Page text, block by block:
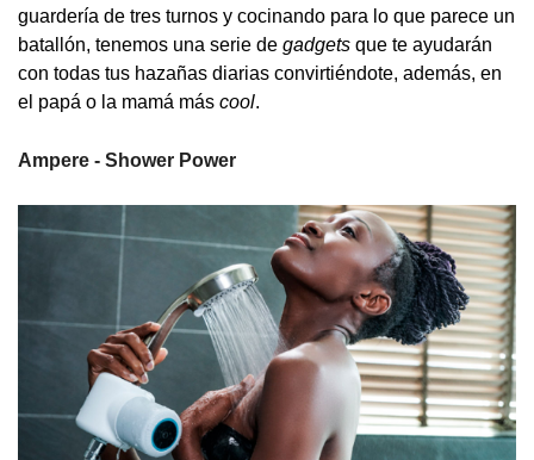
guardería de tres turnos y cocinando para lo que parece un
batallón, tenemos una serie de gadgets que te ayudarán
con todas tus hazañas diarias convirtiéndote, además, en
el papá o la mamá más cool.
Ampere - Shower Power